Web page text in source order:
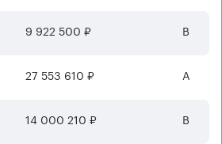
9 922 500 ₽ B
27 553 610 ₽ А
14 000 210 ₽ B